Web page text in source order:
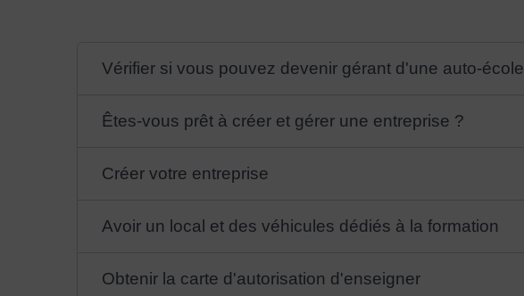
Vérifier si vous pouvez devenir gérant d'une auto-école
Êtes-vous prêt à créer et gérer une entreprise ?
Créer votre entreprise
Avoir un local et des véhicules dédiés à la formation
Obtenir la carte d'autorisation d'enseigner